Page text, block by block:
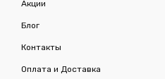
Акции
Блог
Контакты
Оплата и Доставка